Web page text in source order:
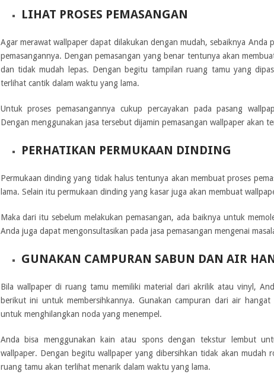
LIHAT PROSES PEMASANGAN
Agar merawat wallpaper dapat dilakukan dengan mudah, sebaiknya Anda
pemasangannya. Dengan pemasangan yang benar tentunya akan
dan tidak mudah lepas. Dengan begitu tampilan ruang tamu yang
terlihat cantik dalam waktu yang lama.
Untuk proses pemasangannya cukup percayakan pada pasang
Dengan menggunakan jasa tersebut dijamin pemasangan wallpaper akan
PERHATIKAN PERMUKAAN DINDING
Permukaan dinding yang tidak halus tentunya akan membuat proses
lama. Selain itu permukaan dinding yang kasar juga akan membuat
Maka dari itu sebelum melakukan pemasangan, ada baiknya untuk
Anda juga dapat mengonsultasikan pada jasa pemasangan mengenai
GUNAKAN CAMPURAN SABUN DAN AIR
Bila wallpaper di ruang tamu memiliki material dari akrilik atau vinyl,
berikut ini untuk membersihkannya. Gunakan campuran dari air
untuk menghilangkan noda yang menempel.
Anda bisa menggunakan kain atau spons dengan tekstur lembut
wallpaper. Dengan begitu wallpaper yang dibersihkan tidak akan mudah
ruang tamu akan terlihat menarik dalam waktu yang lama.